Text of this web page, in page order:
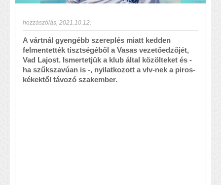
hozzászólás 2021.10.12.
A vártnál gyengébb szereplés miatt kedden
felmentették tisztségéből a Vasas vezetőedzőjét,
Vad Lajost. Ismertetjük a klub által közölteket és -
ha szűkszavúan is -, nyilatkozott a vlv-nek a piros-
kékektől távozó szakember.